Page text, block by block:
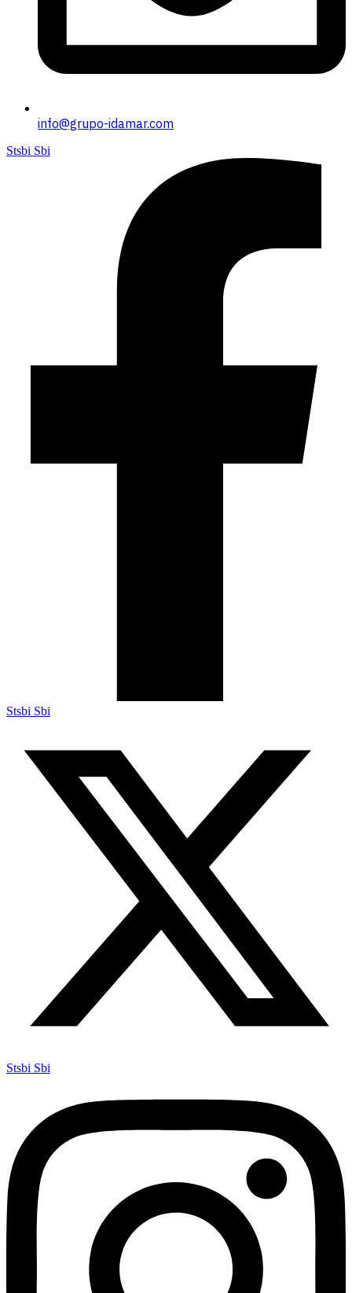
info@grupo-idamar.com
Stsbi Sbi
Stsbi Sbi
Stsbi Sbi